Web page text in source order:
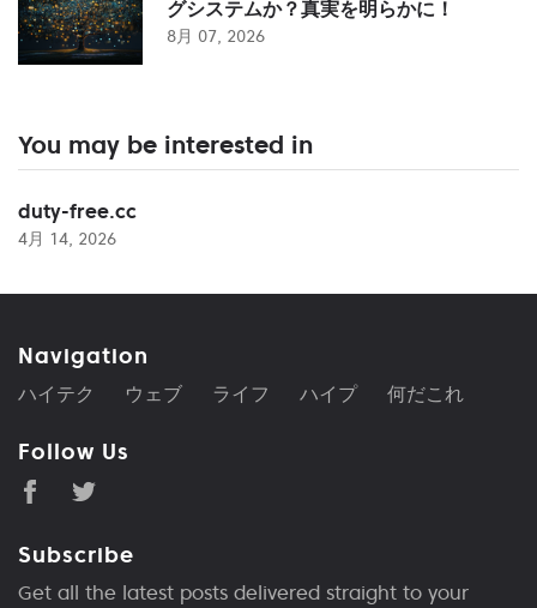
グシステムか？真実を明らかに！
8月 07, 2026
You may be interested in
duty-free.cc
4月 14, 2026
Navigation
ハイテク ウェブ ライフ ハイプ 何だこれ
Follow Us
Subscribe
Get all the latest posts delivered straight to your